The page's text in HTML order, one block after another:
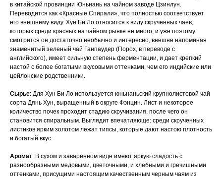
в китайской провинции Юньнань на чайном заводе Цзинлун.
Переводится как «Красные Спирали», что полностью соответствует
его внешнему виду. Хун Би Ло относится к виду скрученных чаев,
которых среди красных на чайном рынке не много, и уже поэтому
смотрится он достаточно необычно и интересно, внешне напоминая
знаменитый зеленый чай Ганпаудер (Порох, в переводе с
английского), имеет сильную степень ферментации, и дает крепкий
настой с более богатыми вкусовыми оттенками, чем его индийские или
цейлонские родственники.
Сырье: Для Хун Би Ло используется юньнаньский крупнолистовой чай
сорта Дянь Хун, выращенный в округе Фэнцин. Лист и некоторое
количество почек проходит стадию скручивания, после чего он
становится спиральным. Выглядит впечатляюще: среди скрученных
листиков ярким золотом лежат типсы, которые дают настою плотность
и богатый вкус.
Аромат: В сухом и заваренном виде имеют яркую сладость с
разнообразными медовыми, цветочными, и хлебными и гречишными
оттенками, присущими настоящим качественным черным чаям из